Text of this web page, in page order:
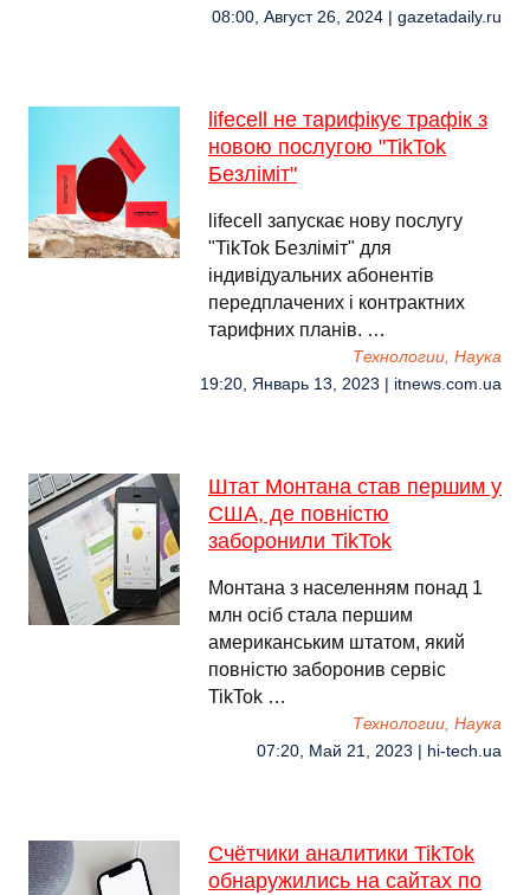
08:00, Август 26, 2024 | gazetadaily.ru
lifecell не тарифікує трафік з
новою послугою "TikTok
Безліміт"
lifecell запускає нову послугу
"TikTok Безліміт" для
індивідуальних абонентів
передплачених і контрактних
тарифних планів. …
Технологии, Наука
19:20, Январь 13, 2023 | itnews.com.ua
Штат Монтана став першим у
США, де повністю
заборонили TikTok
Монтана з населенням понад 1
млн осіб стала першим
американським штатом, який
повністю заборонив сервіс
TikTok …
Технологии, Наука
07:20, Май 21, 2023 | hi-tech.ua
Счётчики аналитики TikTok
обнаружились на сайтах по